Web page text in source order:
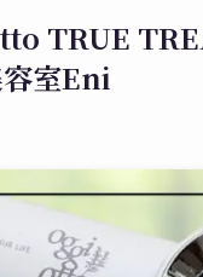
TRUE
室Eni